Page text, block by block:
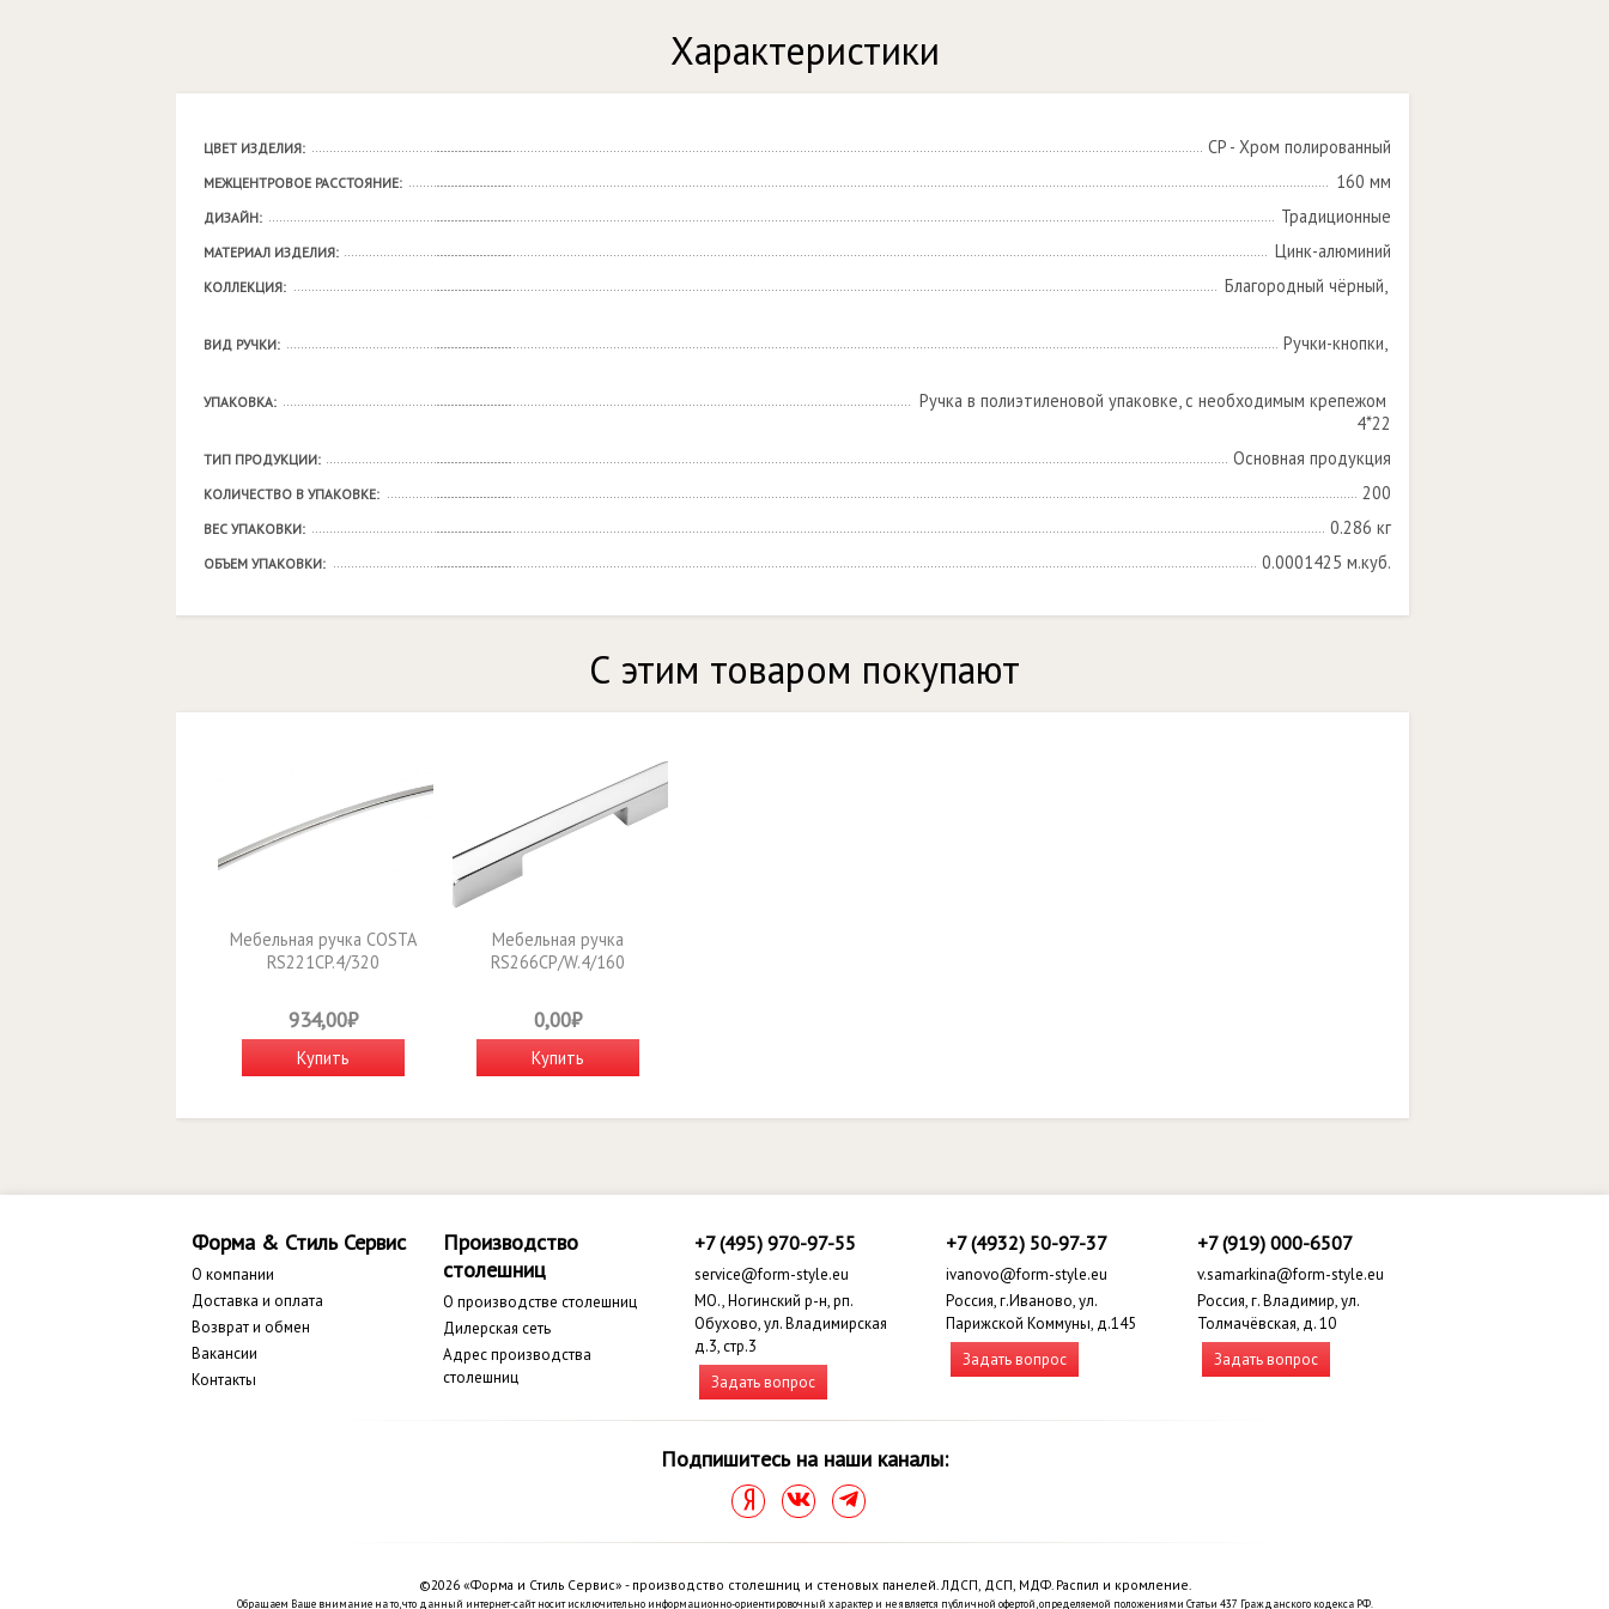
Характеристики
ЦВЕТ ИЗДЕЛИЯ: CP - Хром полированный
МЕЖЦЕНТРОВОЕ РАССТОЯНИЕ: 160 мм
ДИЗАЙН: Традиционные
МАТЕРИАЛ ИЗДЕЛИЯ: Цинк-алюминий
КОЛЛЕКЦИЯ: Благородный чёрный,
ВИД РУЧКИ: Ручки-кнопки,
УПАКОВКА:
Ручка в полиэтиленовой упаковке, с необходимым крепежом
4*22
ТИП ПРОДУКЦИИ: Основная продукция
КОЛИЧЕСТВО В УПАКОВКЕ: 200
ВЕС УПАКОВКИ: 0.286 кг
ОБЪЕМ УПАКОВКИ: 0.0001425 м.куб.
С этим товаром покупают
Мебельная ручка COSTA
RS221CP.4/320
934,00₽
Купить
Мебельная ручка
RS266CP/W.4/160
0,00₽
Купить
Форма & Стиль Сервис
О компании
Доставка и оплата
Возврат и обмен
Вакансии
Контакты
Производство
столешниц
О производстве столешниц
Дилерская сеть
Адрес производства
столешниц
+7 (495) 970-97-55
service@form-style.eu
МО., Ногинский р-н, рп.
Обухово, ул. Владимирская
д.3, стр.3
Задать вопрос
+7 (4932) 50-97-37
ivanovo@form-style.eu
Россия, г.Иваново, ул.
Парижской Коммуны, д.145
Задать вопрос
+7 (919) 000-6507
v.samarkina@form-style.eu
Россия, г. Владимир, ул.
Толмачёвская, д. 10
Задать вопрос
Подпишитесь на наши каналы:
©2026 «Форма и Стиль Сервис» - производство столешниц и стеновых панелей. ЛДСП, ДСП, МДФ. Распил и кромление.
Обращаем Ваше внимание на то, что данный интернет-сайт носит исключительно информационно-ориентировочный характер и не является публичной офертой, определяемой положениями Статьи 437 Гражданского кодекса РФ.